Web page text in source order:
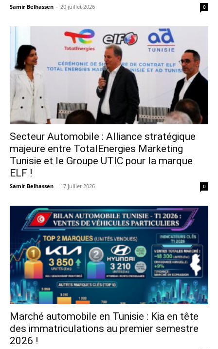
Samir Belhassen - 20 juillet 2026 0
Secteur Automobile : Alliance stratégique
majeure entre TotalEnergies Marketing
Tunisie et le Groupe UTIC pour la marque
ELF !
Samir Belhassen - 17 juillet 2026 0
Marché automobile en Tunisie : Kia en tête
des immatriculations au premier semestre
2026 !